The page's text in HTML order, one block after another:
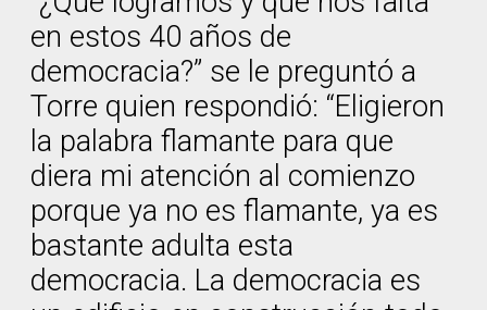
en estos 40 años de
democracia?” se le preguntó a
Torre quien respondió: “Eligieron
la palabra flamante para que
diera mi atención al comienzo
porque ya no es flamante, ya es
bastante adulta esta
democracia. La democracia es